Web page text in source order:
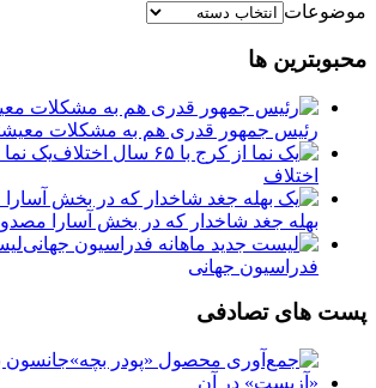
موضوعات
محبوبترین ها
رئیس جمهور قدری هم به مشکلات
اختلاف
بهله جغد شاخدار که در بخش آسارا
فدراسیون جهانی
پست های تصادفی